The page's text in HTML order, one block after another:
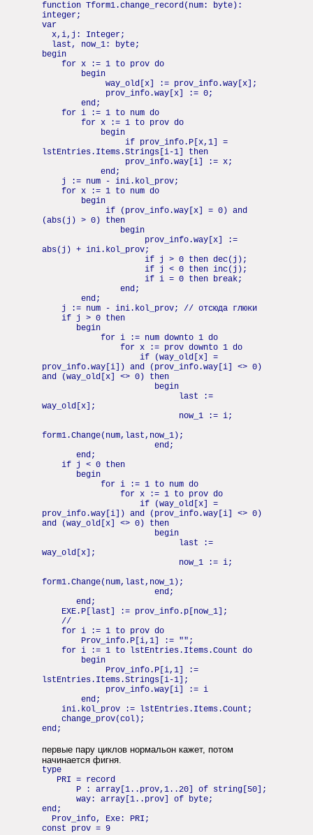
function Tform1.change_record(num: byte):
integer;
var
x,i,j: Integer;
last, now_1: byte;
begin
for x := 1 to prov do
begin
way_old[x] := prov_info.way[x];
prov_info.way[x] := 0;
end;
for i := 1 to num do
for x := 1 to prov do
begin
if prov_info.P[x,1] =
lstEntries.Items.Strings[i-1] then
prov_info.way[i] := x;
end;
j := num - ini.kol_prov;
for x := 1 to num do
begin
if (prov_info.way[x] = 0) and
(abs(j) > 0) then
begin
prov_info.way[x] :=
abs(j) + ini.kol_prov;
if j > 0 then dec(j);
if j < 0 then inc(j);
if i = 0 then break;
end;
end;
j := num - ini.kol_prov; // отсюда глюки
if j > 0 then
begin
for i := num downto 1 do
for x := prov downto 1 do
if (way_old[x] =
prov_info.way[i]) and (prov_info.way[i] <> 0)
and (way_old[x] <> 0) then
begin
last :=
way_old[x];
now_1 := i;
form1.Change(num,last,now_1);
end;
end;
if j < 0 then
begin
for i := 1 to num do
for x := 1 to prov do
if (way_old[x] =
prov_info.way[i]) and (prov_info.way[i] <> 0)
and (way_old[x] <> 0) then
begin
last :=
way_old[x];
now_1 := i;
form1.Change(num,last,now_1);
end;
end;
EXE.P[last] := prov_info.p[now_1];
//
for i := 1 to prov do
Prov_info.P[i,1] := "";
for i := 1 to lstEntries.Items.Count do
begin
Prov_info.P[i,1] :=
lstEntries.Items.Strings[i-1];
prov_info.way[i] := i
end;
ini.kol_prov := lstEntries.Items.Count;
change_prov(col);
end;
первые пару циклов нормальон кажет, потом
начинается фигня.
type
PRI = record
P : array[1..prov,1..20] of string[50];
way: array[1..prov] of byte;
end;
Prov_info, Exe: PRI;
const prov = 9